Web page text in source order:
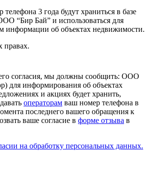
3 года будут храниться в базе
“Бир Бай” и использоваться для
информации об объектах недвижимости.
правах.
согласия, мы должны сообщить: ООО
для информирования об объектах
и акциях будет хранить,
операторам ваш номер телефона в
последнего вашего обращения к
ваше согласие в форме отзыва в
на обработку персональных данных.